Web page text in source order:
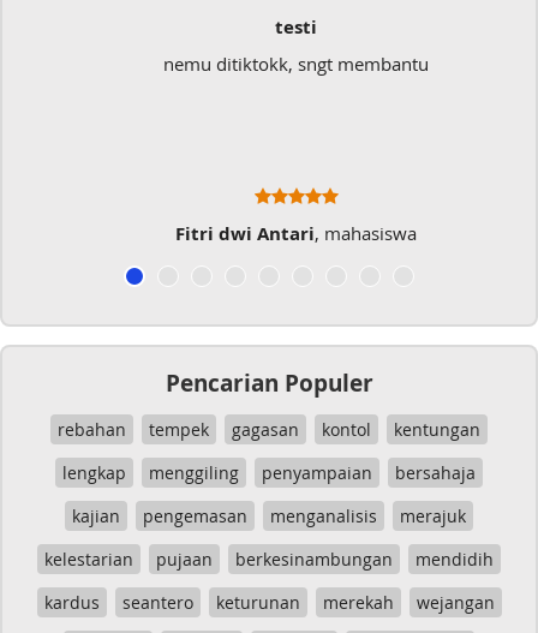
nemu ditiktokk, sngt membantu
Fitri dwi Antari, mahasiswa
Pencarian Populer
rebahan tempek gagasan kontol
kentungan
lengkap
menggiling penyampaian
bersahaja
kajian
pengemasan menganalisis
merajuk
kelestarian
pujaan berkesinambungan
mendidih
kardus
seantero keturunan merekah
wejangan